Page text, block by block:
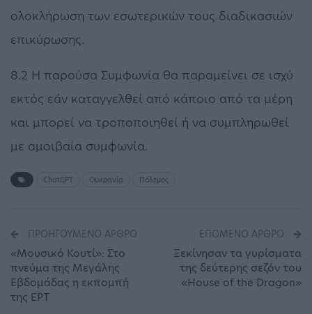
ολοκλήρωση των εσωτερικών τους διαδικασιών
επικύρωσης.
8.2 Η παρούσα Συμφωνία θα παραμείνει σε ισχύ
εκτός εάν καταγγελθεί από κάποιο από τα μέρη
και μπορεί να τροποποιηθεί ή να συμπληρωθεί
με αμοιβαία συμφωνία.
ChatGPT Ουκρανία Πόλεμος
ΠΡΟΗΓΟΎΜΕΝΟ ΆΡΘΡΟ
«Μουσικό Κουτί»: Στο
πνεύμα της Μεγάλης
Εβδομάδας η εκπομπή
της ΕΡΤ
ΕΠΌΜΕΝΟ ΆΡΘΡΟ
Ξεκίνησαν τα γυρίσματα
της δεύτερης σεζόν του
«House of the Dragon»